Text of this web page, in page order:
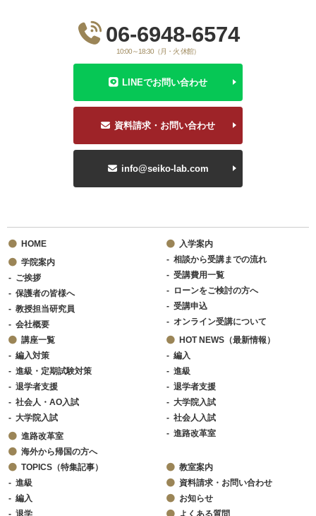
06-6948-6574
10:00～18:30（月・火 休館）
LINEでお問い合わせ
資料請求・お問い合わせ
info@seiko-lab.com
HOME
学院案内
ご挨拶
保護者の皆様へ
教授担当研究員
会社概要
入学案内
相談から受講までの流れ
受講費用一覧
ローンをご検討の方へ
受講申込
オンライン受講について
講座一覧
編入対策
進級・定期試験対策
退学者支援
社会人・AO入試
大学院入試
進路改革室
海外から帰国の方へ
HOT NEWS（最新情報）
編入
進級
退学者支援
大学院入試
社会人入試
進路改革室
TOPICS（特集記事）
進級
編入
退学
教室案内
資料請求・お問い合わせ
お知らせ
よくある質問